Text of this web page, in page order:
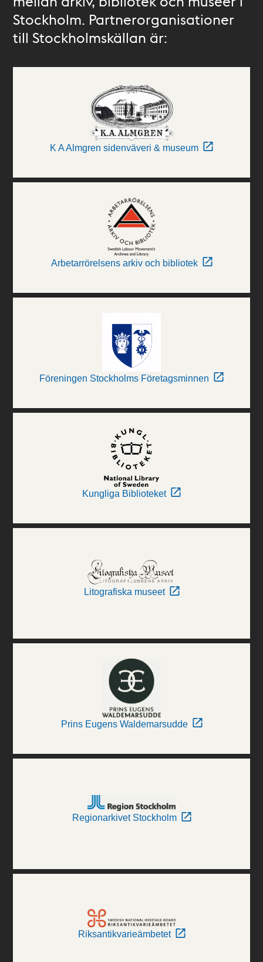
Stockholm. Partnerorganisationer
till Stockholmskällan är:
K A Almgren sidenväveri & museum
Arbetarrörelsens arkiv och bibliotek
Föreningen Stockholms Företagsminnen
Kungliga Biblioteket
Litografiska museet
Prins Eugens Waldemarsudde
Regionarkivet Stockholm
Riksantikvarieämbetet